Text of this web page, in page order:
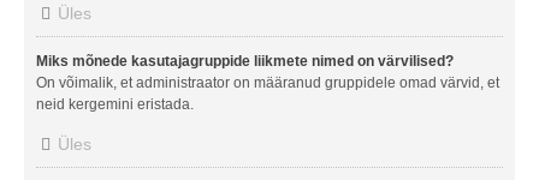
Üles
Miks mõnede kasutajagruppide liikmete nimed on värvilised?
On võimalik, et administraator on määranud gruppidele omad värvid, et
neid kergemini eristada.
Üles